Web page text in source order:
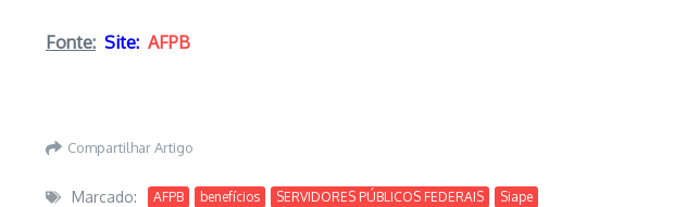
Fonte: Site: AFPB
Compartilhar Artigo
Marcado: AFPB benefícios SERVIDORES PÚBLICOS FEDERAIS Siape